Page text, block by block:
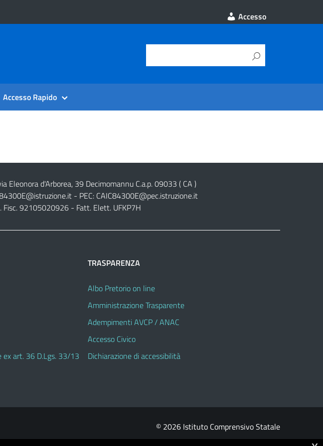
Accesso
Accesso Rapido
Eleonora d'Arborea, 39 Decimomannu C.a.p. 09033 ( CA )
- PEC: CAIC84300E@pec.istruzione.it
Fisc. 92105020926 - Fatt. Elett. UFKP7H
ex art. 36 D.Lgs. 33/13
TRASPARENZA
Albo Pretorio on line
Amministrazione Trasparente
Adempimenti AVCP / ANAC
Accesso Civico
Dichiarazione di accessibilità
© 2026 Istituto Comprensivo Statale